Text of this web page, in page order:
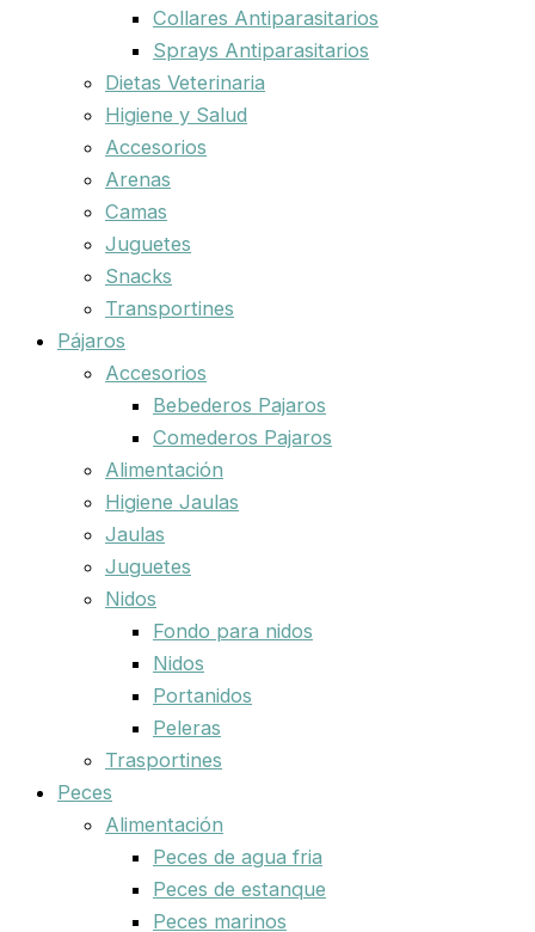
Collares Antiparasitarios
Sprays Antiparasitarios
Dietas Veterinaria
Higiene y Salud
Accesorios
Arenas
Camas
Juguetes
Snacks
Transportines
Pájaros
Accesorios
Bebederos Pajaros
Comederos Pajaros
Alimentación
Higiene Jaulas
Jaulas
Juguetes
Nidos
Fondo para nidos
Nidos
Portanidos
Peleras
Trasportines
Peces
Alimentación
Peces de agua fria
Peces de estanque
Peces marinos